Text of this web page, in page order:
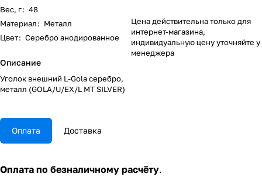
Вес, г: 48
Материал: Металл
Цвет: Серебро анодированное
Описание
Уголок внешний L-Gola серебро,
металл (GOLA/U/EX/L MT SILVER)
Цена действительна только для
интернет-магазина,
индивидуальную цену уточняйте у
менеджера
Оплата Доставка
Оплата по безналичному расчёту.